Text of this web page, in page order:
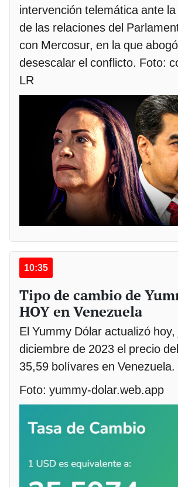
intervención telemática ante
de las relaciones del
con Mercosur, en la que
desescalar el conflicto. Foto:
LR
10:35
Tipo de cambio de
HOY en Venezuela
El Yummy Dólar actualizó
diciembre de 2023 el precio
35,59 bolívares en Venezuela.
Foto: yummy-dolar.web.app